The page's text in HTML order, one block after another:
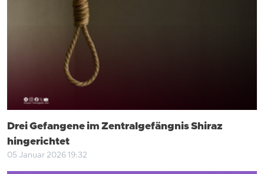
Drei Gefangene im Zentralgefängnis Shiraz
hingerichtet
05 Januar 2026 19:32